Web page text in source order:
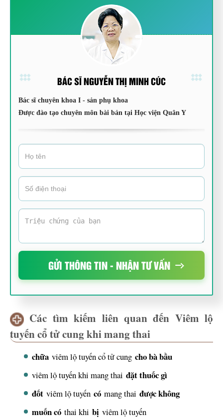
BÁC SĨ NGUYỄN THỊ MINH CÚC
Bác sĩ chuyên khoa I - sản phụ khoa
Được đào tạo chuyên môn bài bản tại Học viện Quân Y
GỬI THÔNG TIN - NHẬN TƯ VẤN
Các tìm kiếm liên quan đến Viêm lộ
tuyến cổ tử cung khi mang thai
chữa viêm lộ tuyến cổ tử cungcho bà bầu
viêm lộ tuyến khi mang thaiđặt thuốc gì
đốt viêm lộ tuyếncó mang thaiđược không
muốn có thai khibị viêm lộ tuyến